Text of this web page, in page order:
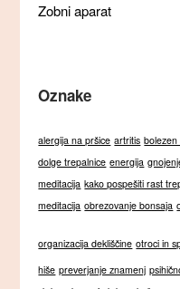
Zobni aparat
Oznake
alergija na pršice artritis bolezen
dolge trepalnice energija
meditacija kako pospešiti rast
meditacija obrezovanje bonsaja
organizacija dekliščine otroci in
hiše preverjanje znamenj